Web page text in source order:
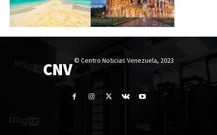
CNV © Centro Noticias Venezuela, 2023